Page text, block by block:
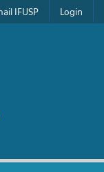
IFUSP Login